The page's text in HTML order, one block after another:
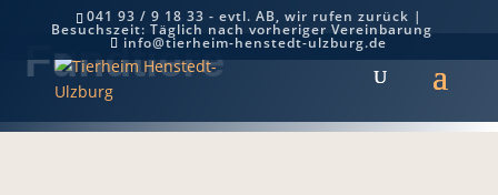
041 93 / 9 18 33 - evtl. AB, wir rufen zurück |
Besuchszeit: Täglich nach vorheriger Vereinbarung
info@tierheim-henstedt-ulzburg.de
Fundtiere